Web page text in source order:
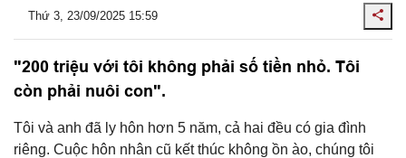
Thứ 3, 23/09/2025 15:59
"200 triệu với tôi không phải số tiền nhỏ. Tôi
còn phải nuôi con".
Tôi và anh đã ly hôn hơn 5 năm, cả hai đều có gia đình
riêng. Cuộc hôn nhân cũ kết thúc không ồn ào, chúng tôi